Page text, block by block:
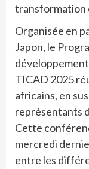
transformation
Organisée en
Japon, le
TICAD 2025
africains, en
représentants
Cette
mercredi
entre les